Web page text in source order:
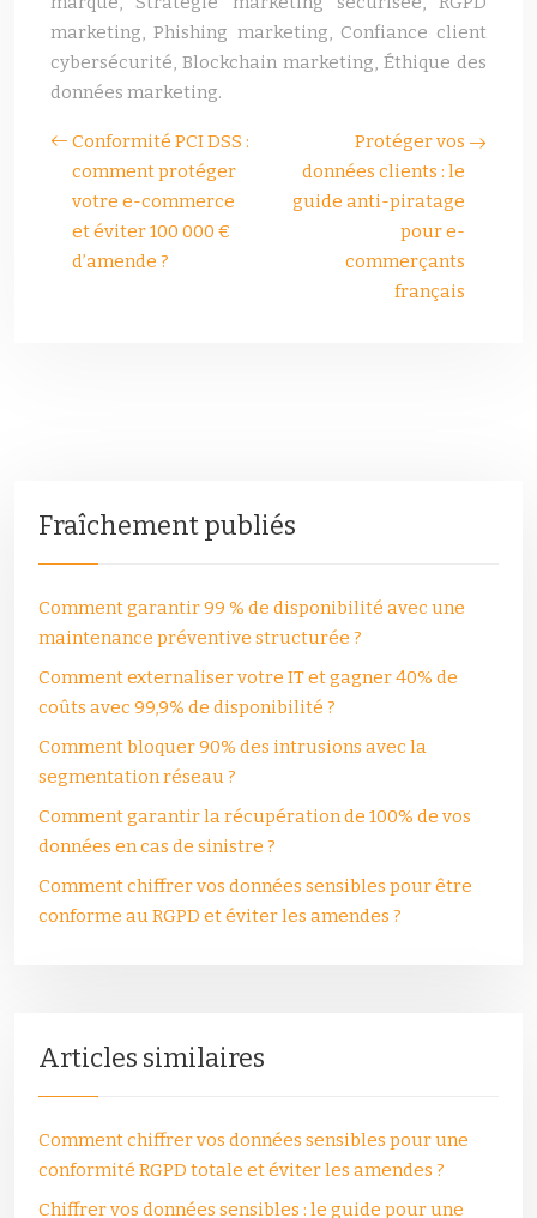
marketing, Phishing marketing, Confiance client
cybersécurité, Blockchain marketing, Éthique des
données marketing.
Conformité PCI DSS :
comment protéger
votre e-commerce
et éviter 100 000 €
d’amende ?
Protéger vos
données clients : le
guide anti-piratage
pour e-
commerçants
français
Fraîchement publiés
Comment garantir 99 % de disponibilité avec une
maintenance préventive structurée ?
Comment externaliser votre IT et gagner 40% de
coûts avec 99,9% de disponibilité ?
Comment bloquer 90% des intrusions avec la
segmentation réseau ?
Comment garantir la récupération de 100% de vos
données en cas de sinistre ?
Comment chiffrer vos données sensibles pour être
conforme au RGPD et éviter les amendes ?
Articles similaires
Comment chiffrer vos données sensibles pour une
conformité RGPD totale et éviter les amendes ?
Chiffrer vos données sensibles : le guide pour une